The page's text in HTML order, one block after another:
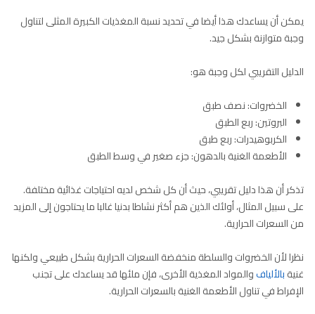
يمكن أن يساعدك هذا أيضا في تحديد نسبة المغذيات الكبيرة المثلى لتناول
وجبة متوازنة بشكل جيد.
الدليل التقريبي لكل وجبة هو:
الخضروات: نصف طبق
البروتين: ربع الطبق
الكربوهيدرات: ربع طبق
الأطعمة الغنية بالدهون: جزء صغير في وسط الطبق
تذكر أن هذا دليل تقريبي، حيث أن كل شخص لديه احتياجات غذائية مختلفة.
على سبيل المثال، أولئك الذين هم أكثر نشاطا بدنيا غالبا ما يحتاجون إلى المزيد
من السعرات الحرارية.
نظرا لأن الخضروات والسلطة منخفضة السعرات الحرارية بشكل طبيعي ولكنها
غنيةبالأليافوالمواد المغذية الأخرى، فإن ملئها قد يساعدك على تجنب
الإفراط في تناول الأطعمة الغنية بالسعرات الحرارية.